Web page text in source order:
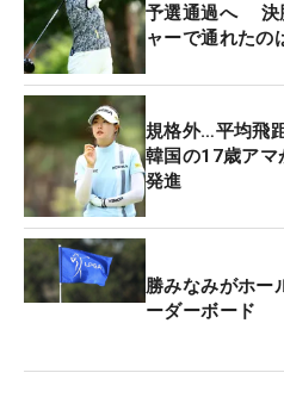
予選通過へ 決
ャーで通れたの
規格外…平均飛
韓国の17歳アマ
発進
勝みなみがホ
ーダーボード